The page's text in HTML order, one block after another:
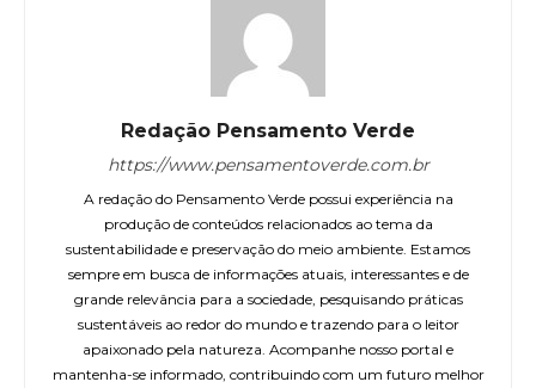
Redação Pensamento Verde
https://www.pensamentoverde.com.br
A redação do Pensamento Verde possui experiência na
produção de conteúdos relacionados ao tema da
sustentabilidade e preservação do meio ambiente. Estamos
sempre em busca de informações atuais, interessantes e de
grande relevância para a sociedade, pesquisando práticas
sustentáveis ao redor do mundo e trazendo para o leitor
apaixonado pela natureza. Acompanhe nosso portal e
mantenha-se informado, contribuindo com um futuro melhor